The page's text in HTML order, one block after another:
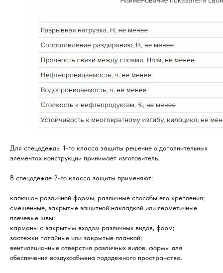
Для спецодежды 1-го класса защиты решение о дополнительных
элементах конструкции принимает изготовитель.
В спецодежде 2-го класса защиты применяют:
капюшон различной формы, различные способы его крепления;
смещенные, закрытые защитной накладкой или герметичные
плечевые швы;
карманы с закрытым входом различных видов, форм;
застежки потайные или закрытые планкой;
вентиляционные отверстия различных видов, формы для
обеспечения воздухообмена пододежного пространства.